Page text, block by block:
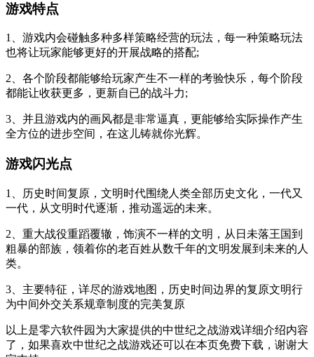
游戏特点
1、游戏内会碰触多种多样策略经营的玩法，每一种策略玩法
也将让玩家能够更好的开展战略的搭配;
2、各个阶段都能够给玩家产生不一样的考验快乐，每个阶段
都能让收获更多，更新自已的战斗力;
3、并且游戏内的画风都是非常逼真，更能够给实际操作产生
全方位的进步空间，在这儿铸就你光辉。
游戏闪光点
1、历史时间复原，文明时代围绕人类全部历史文化，一代又
一代，从文明时代逐渐，推动遥远的未来。
2、重大战役重蹈覆辙，饰演不一样的文明，从日未落王国到
粗暴的部族，领着你的老百姓从数千年的文明发展到未来的人
类。
3、主要特征，详尽的游戏地图，历史时间边界的复原文明行
为中间外交关系规章制度的完美复原
以上是零六软件园为大家提供的中世纪之战游戏详细介绍内容
了，如果喜欢中世纪之战游戏还可以在本页免费下载，谢谢大